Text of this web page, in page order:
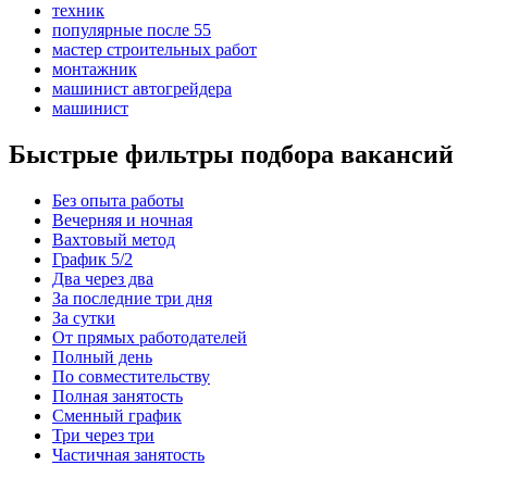
техник
популярные после 55
мастер строительных работ
монтажник
машинист автогрейдера
машинист
Быстрые фильтры подбора вакансий
Без опыта работы
Вечерняя и ночная
Вахтовый метод
График 5/2
Два через два
За последние три дня
За сутки
От прямых работодателей
Полный день
По совместительству
Полная занятость
Сменный график
Три через три
Частичная занятость